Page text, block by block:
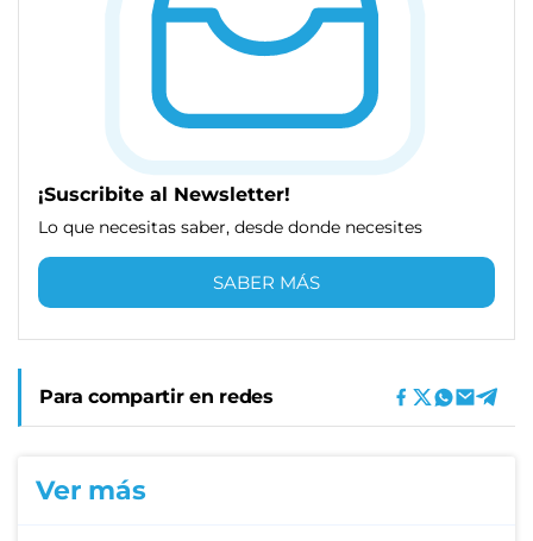
¡Suscribite al Newsletter!
Lo que necesitas saber, desde donde necesites
SABER MÁS
Para compartir en redes
Ver más